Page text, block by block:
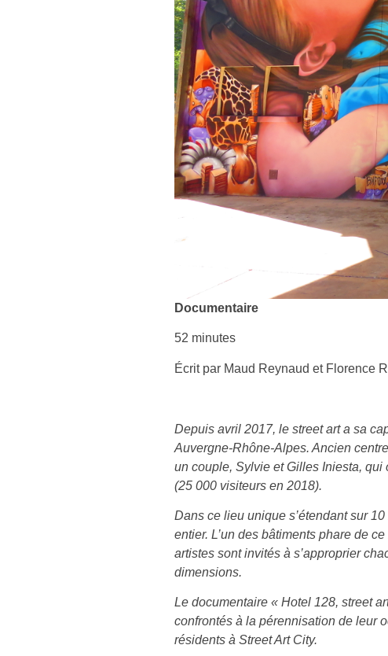
Documentaire
52 minutes
Écrit par Maud Reynaud et Florence
Depuis avril 2017, le street art a sa
Auvergne-Rhône-Alpes. Ancien
un couple, Sylvie et Gilles Iniesta, qui
(25 000 visiteurs en 2018).
Dans ce lieu unique s’étendant sur
entier. L’un des bâtiments phare de
artistes sont invités à s’approprier
dimensions.
Le documentaire « Hotel 128, street
confrontés à la pérennisation de leur
résidents à Street Art City.